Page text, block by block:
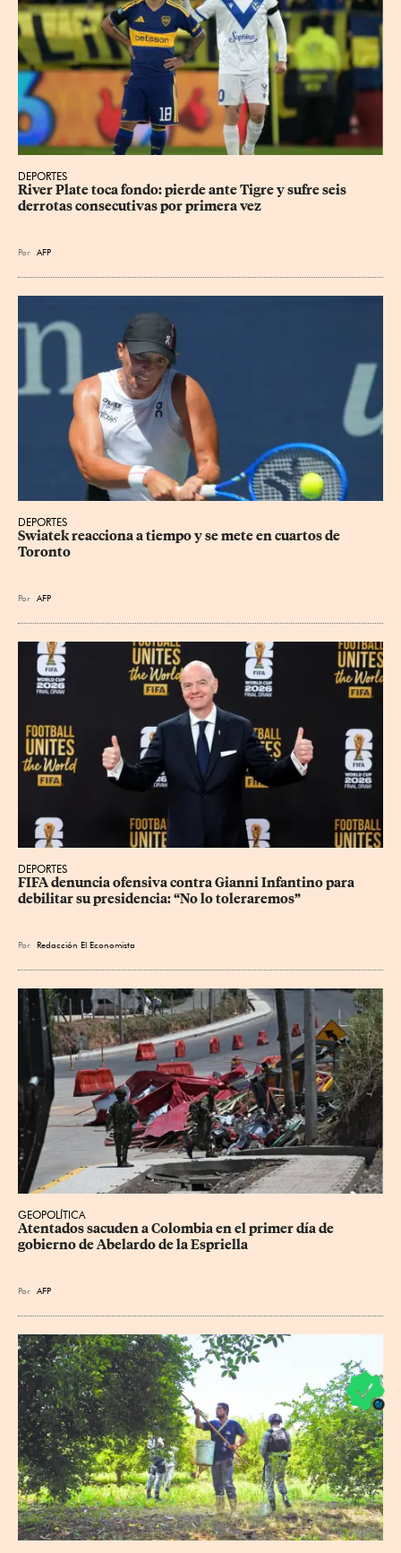
DEPORTES
River Plate toca fondo: pierde ante Tigre y sufre seis
derrotas consecutivas por primera vez
Por AFP
DEPORTES
Swiatek reacciona a tiempo y se mete en cuartos de
Toronto
Por AFP
DEPORTES
FIFA denuncia ofensiva contra Gianni Infantino para
debilitar su presidencia: “No lo toleraremos”
Por Redacción El Economista
GEOPOLÍTICA
Atentados sacuden a Colombia en el primer día de
gobierno de Abelardo de la Espriella
Por AFP